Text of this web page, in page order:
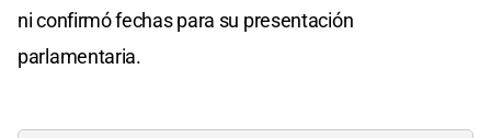
ni confirmó fechas para su presentación
parlamentaria.